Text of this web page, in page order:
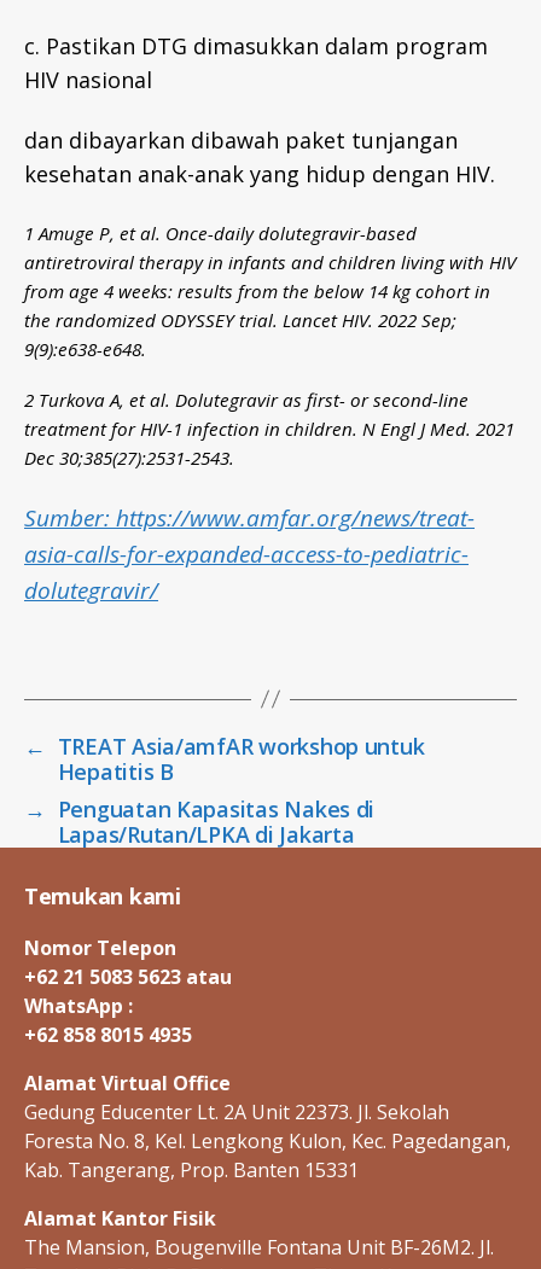
c. Pastikan DTG dimasukkan dalam program
HIV nasional
dan dibayarkan dibawah paket tunjangan
kesehatan anak-anak yang hidup dengan HIV.
1 Amuge P, et al. Once-daily dolutegravir-based
antiretroviral therapy in infants and children living with HIV
from age 4 weeks: results from the below 14 kg cohort in
the randomized ODYSSEY trial. Lancet HIV. 2022 Sep;
9(9):e638-e648.
2 Turkova A, et al. Dolutegravir as first- or second-line
treatment for HIV-1 infection in children. N Engl J Med. 2021
Dec 30;385(27):2531-2543.
Sumber: https://www.amfar.org/news/treat-
asia-calls-for-expanded-access-to-pediatric-
dolutegravir/
h
e
p
a
ti
s
,
v
,
p
ri
e
f,
t
r
a
a
s
i
a
← TREAT Asia/amfAR workshop untuk
Hepatitis B
→
Penguatan Kapasitas Nakes di
Lapas/Rutan/LPKA di Jakarta
Temukan kami
Nomor Telepon
+62 21 5083 5623 atau
WhatsApp :
+62 858 8015 4935
Alamat Virtual Office
Gedung Educenter Lt. 2A Unit 22373. Jl. Sekolah
Foresta No. 8, Kel. Lengkong Kulon, Kec. Pagedangan,
Kab. Tangerang, Prop. Banten 15331
Alamat Kantor Fisik
The Mansion, Bougenville Fontana Unit BF-26M2. Jl.